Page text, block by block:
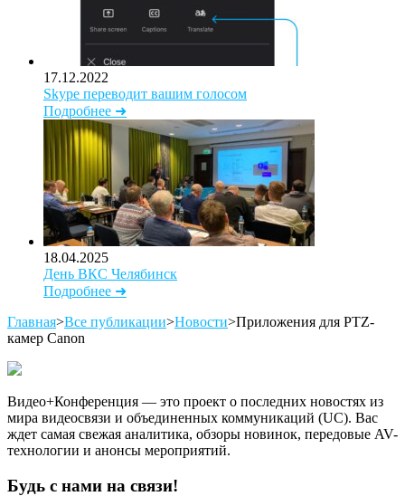
17.12.2022
Skype переводит вашим голосом
Подробнее ➜
18.04.2025
День ВКС Челябинск
Подробнее ➜
Главная>Все публикации>Новости>Приложения для PTZ-
камер Canon
Видео+Конференция — это проект о последних новостях из
мира видеосвязи и объединенных коммуникаций (UC). Вас
ждет самая свежая аналитика, обзоры новинок, передовые AV-
технологии и анонсы мероприятий.
Будь с нами на связи!